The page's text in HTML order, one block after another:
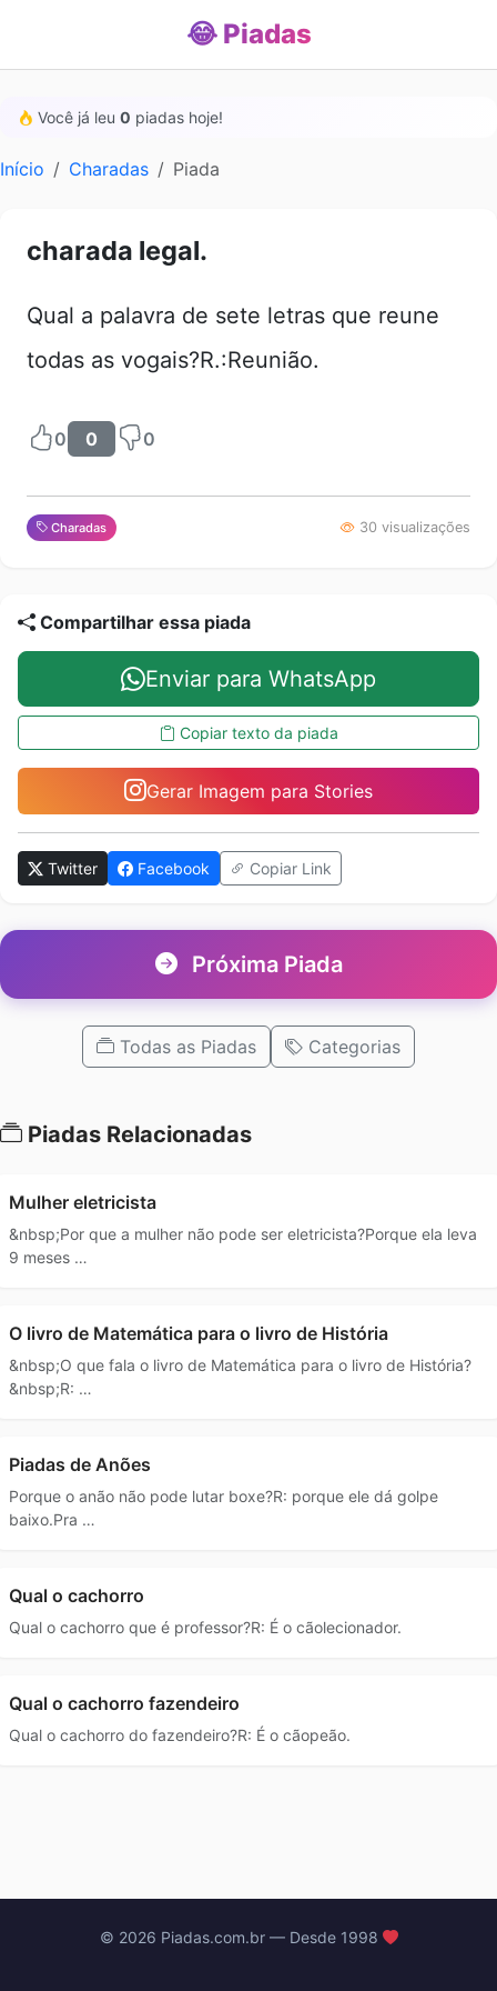
😂 Piadas
Você já leu 0 piadas hoje!
Início Charadas Piada
charada legal.
Qual a palavra de sete letras que reune
todas as vogais?R.:Reunião.
0 0 0
Charadas 30 visualizações
Compartilhar essa piada
Enviar para WhatsApp
Copiar texto da piada
Gerar Imagem para Stories
Twitter Facebook Copiar Link
Próxima Piada
Todas as Piadas Categorias
Piadas Relacionadas
Mulher eletricista
&nbsp;Por que a mulher não pode ser eletricista?Porque ela leva
9 meses …
O livro de Matemática para o livro de História
&nbsp;O que fala o livro de Matemática para o livro de História?
&nbsp;R: …
Piadas de Anões
Porque o anão não pode lutar boxe?R: porque ele dá golpe
baixo.Pra …
Qual o cachorro
Qual o cachorro que é professor?R: É o cãolecionador.
Qual o cachorro fazendeiro
Qual o cachorro do fazendeiro?R: É o cãopeão.
© 2026 Piadas.com.br — Desde 1998